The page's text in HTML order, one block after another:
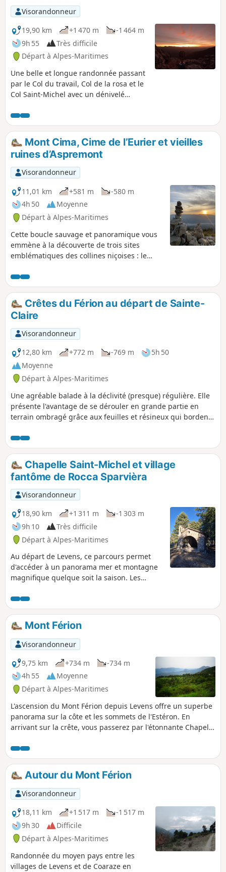
Visorandonneur
19,90 km
+1 470 m
-1 464 m
9h 55
Très difficile
Départ à Alpes-Maritimes
Une belle et longue randonnée passant
par le Col du travail, Col de la rosa et le
Col Saint-Michel avec un dénivelé
forme physique. Les chemins son faciles
à suivre, l'itinéraire se déroule
principalement en sous-bois avec un
petit peu de piste et de route. Les
paysages sont magnifiques. La
randonnée est prévue à la journée mais
il possible de camper à proximité de la
chapelle comme dans mon cas.
Mont Cima, Cime de l’Eurier et vieilles
ruines d’Aspremont
Visorandonneur
11,01 km
+581 m
-580 m
4h 50
Moyenne
Départ à Alpes-Maritimes
Cette boucle sauvage et panoramique vous
emmène à la découverte de trois sites
emblématiques des collines niçoises : le
m) et les vestiges du Vieux Aspremont. Entre
crêtes dégagées, forêts méditerranéennes
et points de vue imprenables sur la Baie des
Anges et l'arrière-pays niçois, cette
randonnée variée offre une immersion totale
dans la nature.
Crêtes du Férion au départ de Sainte-
Claire
Visorandonneur
12,80 km
+772 m -769 m
5h 50
Moyenne
Départ à Alpes-Maritimes
Une agréable balade à la déclivité (presque) régulière. Elle
présente l'avantage de se dérouler en grande partie en
terrain ombragé grâce aux feuilles et résineux qui bordent
vallée du Var et des cimes du Mercantour environnantes.
Elle offre également une grande variété de paysages.
Chapelle Saint-Michel et village
fantôme de Rocca Sparvièra
Visorandonneur
18,90 km
+1 311 m
-1 303 m
9h 10
Très difficile
Départ à Alpes-Maritimes
Au départ de Levens, ce parcours permet
d'accéder à un panorama mer et montagne
magnifique quelque soit la saison. Les
Circuit difficile de part la longueur et le
dénivelé mais pas de difficultés techniques
particulières si ce n'est des descentes
caillouteuses à déclivité importante. Le
circuit peut être coupé en deux en prévoyant
un bivouac a proximité de la Chapelle Saint-
Joseph. De nombreuses pistes et sentiers
permettent de raccourcir le tracé si besoin.
Mont Férion
Visorandonneur
9,75 km
+734 m
-734 m
4h 55
Moyenne
Départ à Alpes-Maritimes
L'ascension du Mont Férion depuis Levens offre un superbe
panorama sur la côte et les sommets de l'Estéron. En
arrivant sur la crête, vous passerez par l'étonnante Chapelle
conifères. L'arrivée au sommet permet de découvrir le
paysage côté Paillons et les sommets du Mercantour entre 2
arbres.Autour du Mont Férion
Visorandonneur
18,11 km
+1 517 m
-1 517 m
9h 30
Difficile
Départ à Alpes-Maritimes
Randonnée du moyen pays entre les
villages de Levens et de Coaraze en